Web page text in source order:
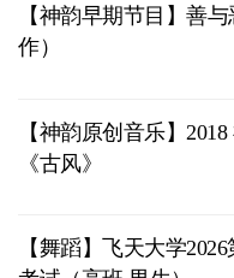
【神韵早期节目】善与
作）
【神韵原创音乐】
《古风》
【舞蹈】飞天大学